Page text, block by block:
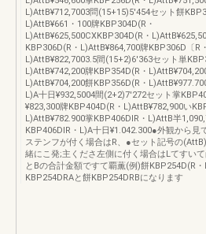
L)AttB¥712,7003問(15+15)5′454セット餅
L)AttB¥661・100牌KBP304D(R・
L)AttB¥625,500CXKBP304D(R・
KBP306D(R・L)AttB¥864,700牌KBP306D〔R・
L)AttB¥822,7003.5間(15+2)6′363セット単
L)AttB¥742,200牌KBP354D(R・
L)AttB¥704,200餅KBP356D(R・
L)A十日¥932,5004間(2+2)7′272セット掌
¥823,300牌KBP404D(R・L)AttB¥782,900い
L)AttB¥782.900掌KBP406DIR・L)AttB半
KBP406DIR・L)A十日¥1.042.300●外観から見
ステンフが付く場合はR、●セット記号の
緒にこ発;主くださ左側に付く場合はLてすい
とBの合計金額ですて覇薫(例)餅KBP254D(R
KBP254DRAと餅KBP254DRBになります